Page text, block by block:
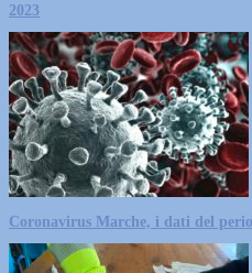
2023
Coronavirus Marche, i dati del